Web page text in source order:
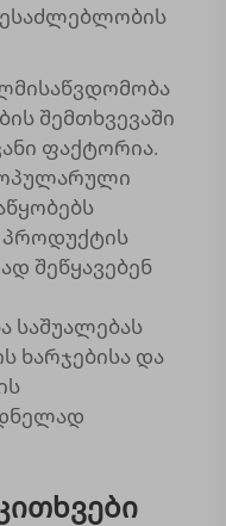
შემთხვევაში
ფაქტორია.
პროდუქტის
შეწყავებენ
საშუალებას
ხარჯებისა და